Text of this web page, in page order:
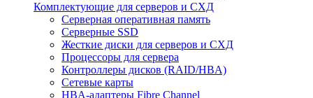
Комплектующие для серверов и СХД
Серверная оперативная память
Серверные SSD
Жесткие диски для серверов и СХД
Процессоры для сервера
Контроллеры дисков (RAID/HBA)
Сетевые карты
HBA-адаптеры Fibre Channel